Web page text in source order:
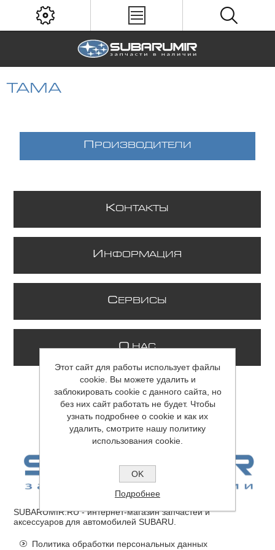
TAMA
П РОИЗВОДИТЕЛИ
КОНТАКТЫ
И НФОРМАЦИЯ
СЕРВИСЫ
ОНАС
SUBARUMIR.RU- интернет-магазин запчастей и
аксессуаров для автомобилей SUBARU.
Политика обработки персональных данных
Этот сайт для работы использует файлы
cookie. Вы можете удалить и
заблокировать cookie с данного сайта, но
без них сайт работать не будет. Чтобы
узнать подробнее о cookie и как их
удалить, смотрите нашу политику
использования cookie.
OK
Подробнее